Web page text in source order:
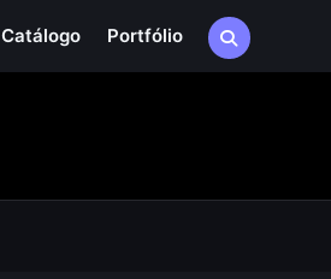
Catálogo Portfólio